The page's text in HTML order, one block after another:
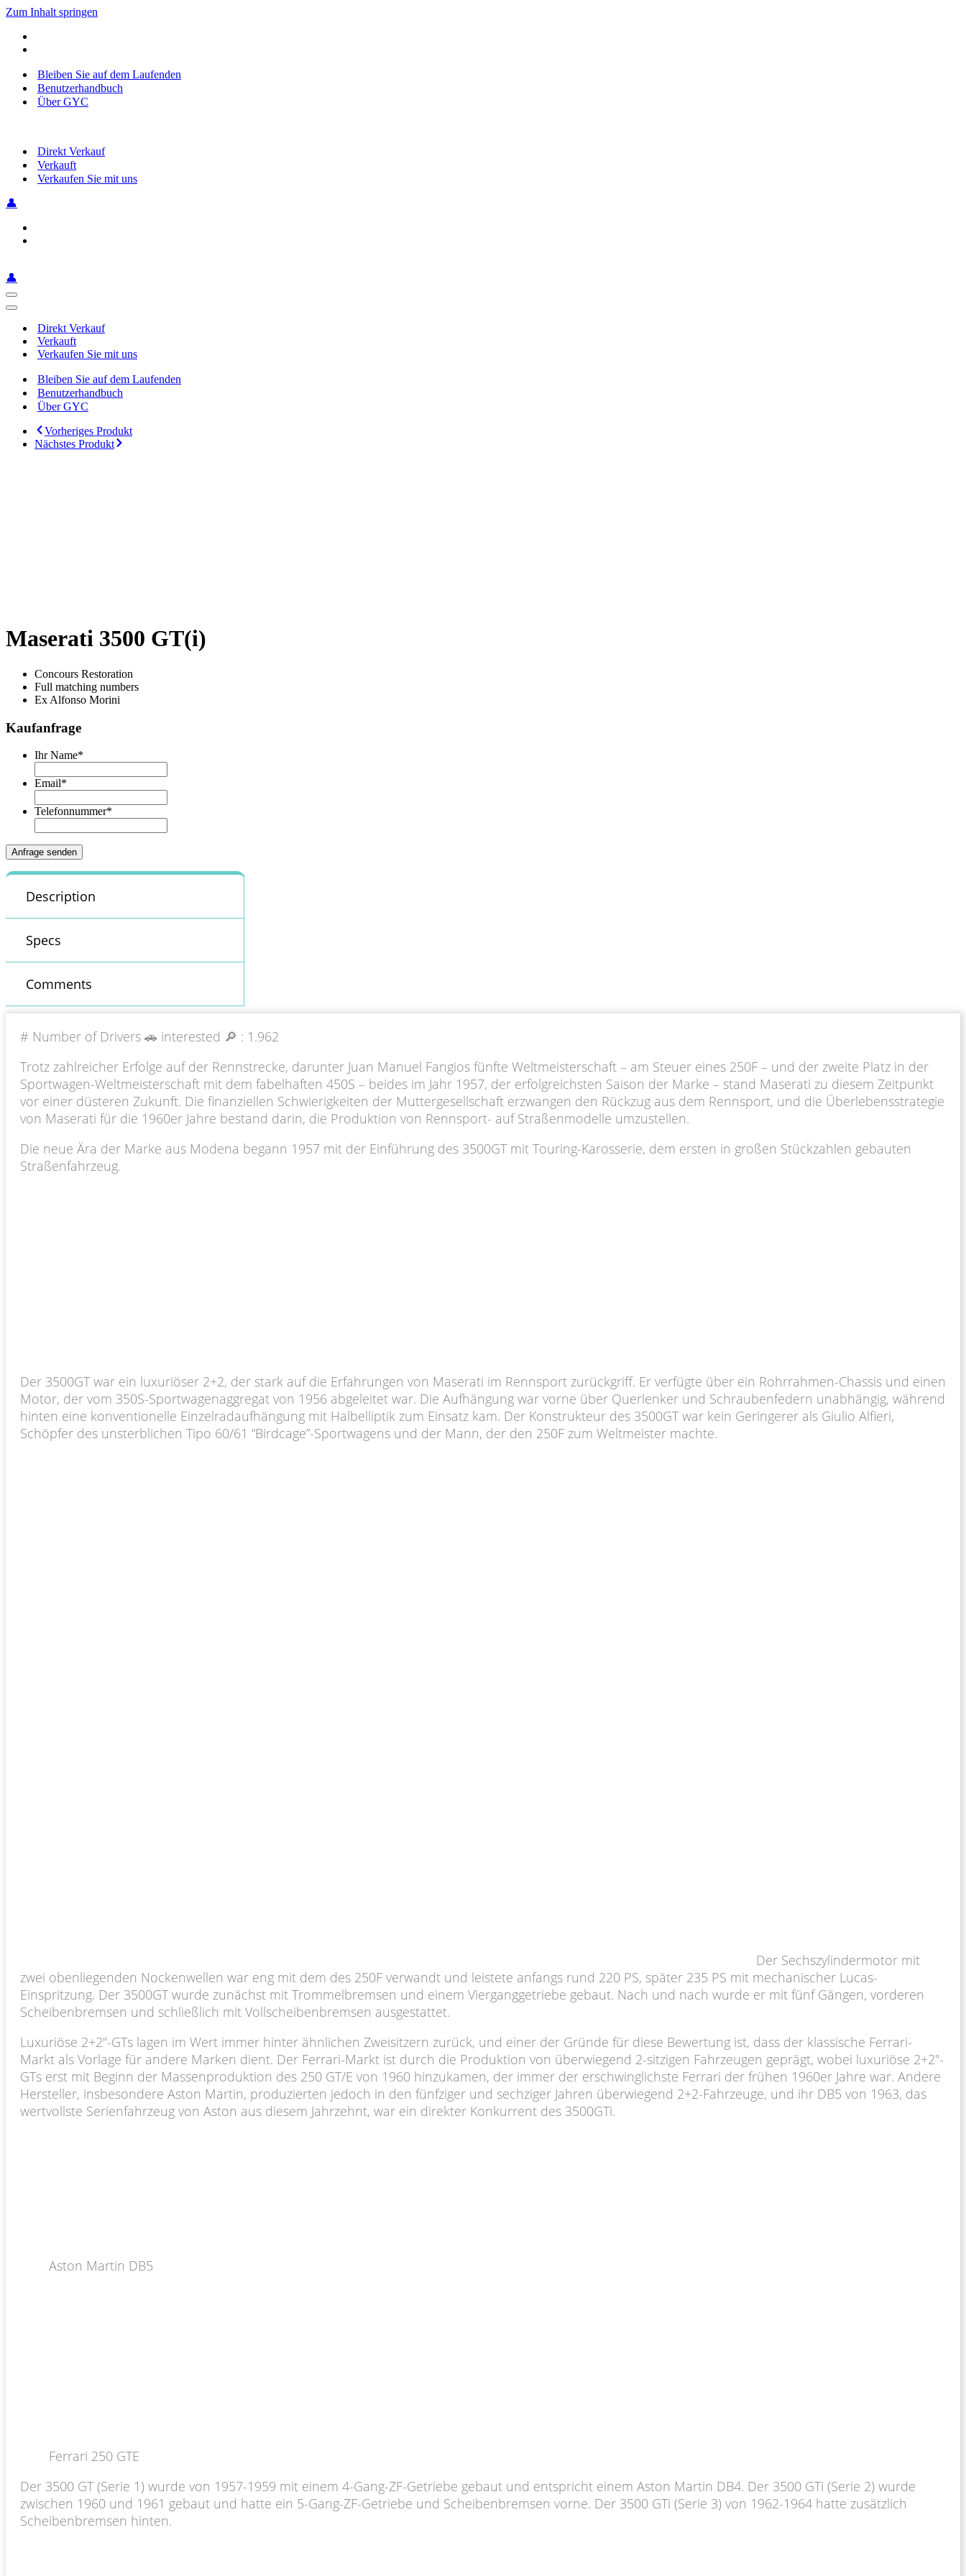
Zum Inhalt springen
Bleiben Sie auf dem Laufenden
Benutzerhandbuch
Über GYC
Direkt Verkauf
Verkauft
Verkaufen Sie mit uns
👤
👤
Navigationsmenü
Navigationsmenü
Direkt Verkauf
Verkauft
Verkaufen Sie mit uns
Bleiben Sie auf dem Laufenden
Benutzerhandbuch
Über GYC
Vorheriges Produkt
Nächstes Produkt
Maserati 3500 GT(i)
Concours Restoration
Full matching numbers
Ex Alfonso Morini
Kaufanfrage
Ihr Name*
Email*
Telefonnummer*
Description
Specs
Comments
# Number of Drivers 🚗 interested 🔎 : 1.962
Trotz zahlreicher Erfolge auf der Rennstrecke, darunter Juan Manuel Fangios fünfte Weltmeisterschaft – am Steuer eines 250F – und der zweite Platz in der
Sportwagen-Weltmeisterschaft mit dem fabelhaften 450S – beides im Jahr 1957, der erfolgreichsten Saison der Marke – stand Maserati zu diesem Zeitpunkt
vor einer düsteren Zukunft. Die finanziellen Schwierigkeiten der Muttergesellschaft erzwangen den Rückzug aus dem Rennsport, und die Überlebensstrategie
von Maserati für die 1960er Jahre bestand darin, die Produktion von Rennsport- auf Straßenmodelle umzustellen.
Die neue Ära der Marke aus Modena begann 1957 mit der Einführung des 3500GT mit Touring-Karosserie, dem ersten in großen Stückzahlen gebauten
Straßenfahrzeug.
Der 3500GT war ein luxuriöser 2+2, der stark auf die Erfahrungen von Maserati im Rennsport zurückgriff. Er verfügte über ein Rohrrahmen-Chassis und einen
Motor, der vom 350S-Sportwagenaggregat von 1956 abgeleitet war. Die Aufhängung war vorne über Querlenker und Schraubenfedern unabhängig, während
hinten eine konventionelle Einzelradaufhängung mit Halbelliptik zum Einsatz kam. Der Konstrukteur des 3500GT war kein Geringerer als Giulio Alfieri,
Schöpfer des unsterblichen Tipo 60/61 “Birdcage”-Sportwagens und der Mann, der den 250F zum Weltmeister machte.
Der Sechszylindermotor mit
zwei obenliegenden Nockenwellen war eng mit dem des 250F verwandt und leistete anfangs rund 220 PS, später 235 PS mit mechanischer Lucas-
Einspritzung. Der 3500GT wurde zunächst mit Trommelbremsen und einem Vierganggetriebe gebaut. Nach und nach wurde er mit fünf Gängen, vorderen
Scheibenbremsen und schließlich mit Vollscheibenbremsen ausgestattet.
Luxuriöse 2+2″-GTs lagen im Wert immer hinter ähnlichen Zweisitzern zurück, und einer der Gründe für diese Bewertung ist, dass der klassische Ferrari-
Markt als Vorlage für andere Marken dient. Der Ferrari-Markt ist durch die Produktion von überwiegend 2-sitzigen Fahrzeugen geprägt, wobei luxuriöse 2+2″-
GTs erst mit Beginn der Massenproduktion des 250 GT/E von 1960 hinzukamen, der immer der erschwinglichste Ferrari der frühen 1960er Jahre war. Andere
Hersteller, insbesondere Aston Martin, produzierten jedoch in den fünfziger und sechziger Jahren überwiegend 2+2-Fahrzeuge, und ihr DB5 von 1963, das
wertvollste Serienfahrzeug von Aston aus diesem Jahrzehnt, war ein direkter Konkurrent des 3500GTi.
Aston Martin DB5
Ferrari 250 GTE
Der 3500 GT (Serie 1) wurde von 1957-1959 mit einem 4-Gang-ZF-Getriebe gebaut und entspricht einem Aston Martin DB4. Der 3500 GTi (Serie 2) wurde
zwischen 1960 und 1961 gebaut und hatte ein 5-Gang-ZF-Getriebe und Scheibenbremsen vorne. Der 3500 GTi (Serie 3) von 1962-1964 hatte zusätzlich
Scheibenbremsen hinten.